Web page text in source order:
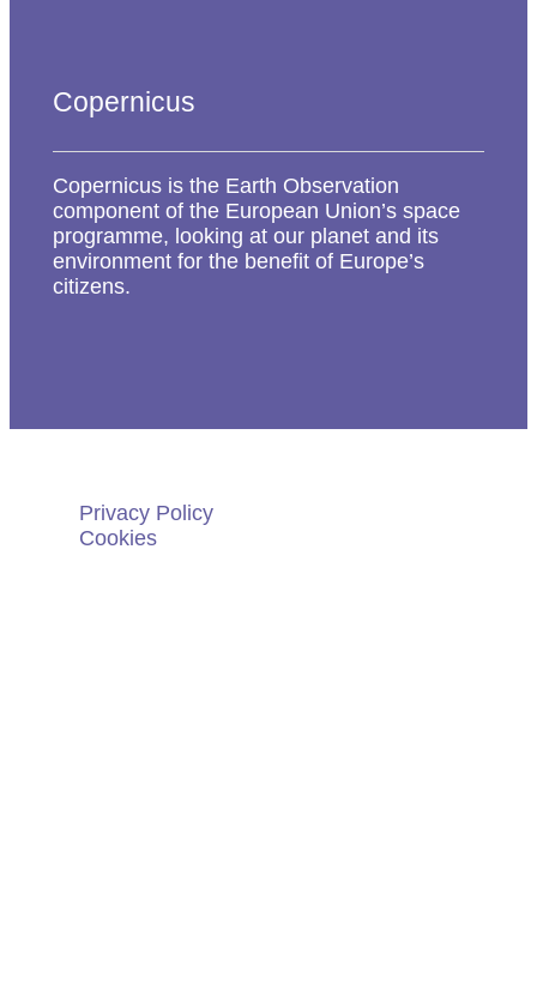
Copernicus
Copernicus is the Earth Observation
component of the European Union’s space
programme, looking at our planet and its
environment for the benefit of Europe’s
citizens.
Privacy Policy
Cookies